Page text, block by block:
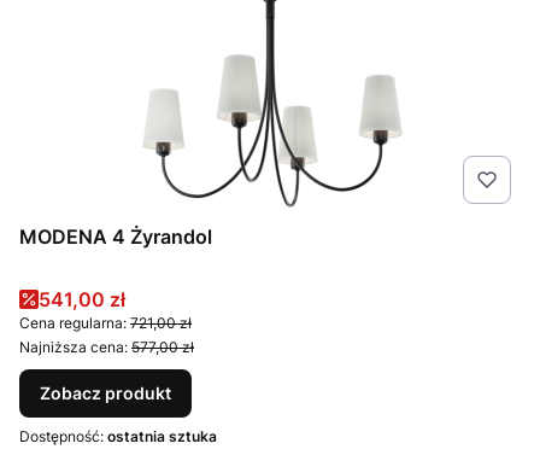
MODENA 4 Żyrandol
Cena promocyjna
541,00 zł
Cena regularna: 721,00 zł
Najniższa cena: 577,00 zł
Zobacz produkt
Dostępność: ostatnia sztuka